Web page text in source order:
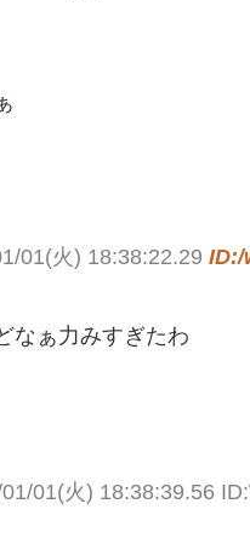
01(火) 18:38:22.29 ID:/
なぁ力みすぎたわ
01(火) 18:38:39.56